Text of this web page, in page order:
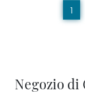
1
Negozio